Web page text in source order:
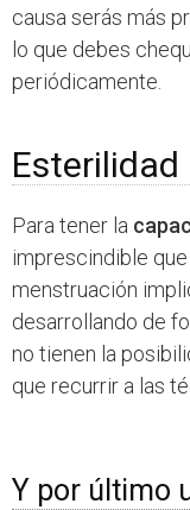
causa serás más
lo que debes
periódicamente.
Esterilidad
Para tener la
imprescindible
menstruación
desarrollando de
no tienen la
que recurrir a las
Y por último